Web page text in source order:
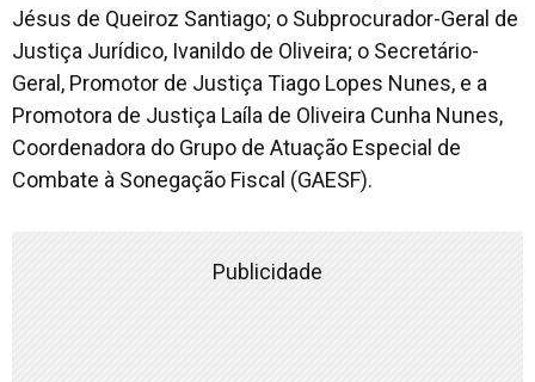
Jésus de Queiroz Santiago; o Subprocurador-Geral de
Justiça Jurídico, Ivanildo de Oliveira; o Secretário-
Geral, Promotor de Justiça Tiago Lopes Nunes, e a
Promotora de Justiça Laíla de Oliveira Cunha Nunes,
Coordenadora do Grupo de Atuação Especial de
Combate à Sonegação Fiscal (GAESF).
Publicidade